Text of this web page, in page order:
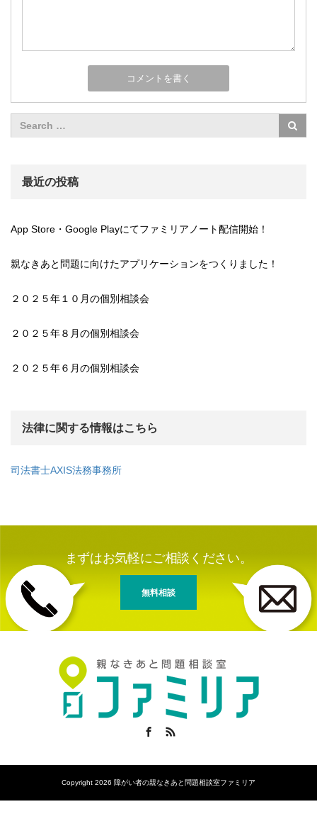
最近の投稿
App Store・Google Playにてファミリアノート配信開始！
親なきあと問題に向けたアプリケーションをつくりました！
２０２５年１０月の個別相談会
２０２５年８月の個別相談会
２０２５年６月の個別相談会
法律に関する情報はこちら
司法書士AXIS法務事務所
まずはお気軽にご相談ください。
無料相談
Facebook
Copyright 2026 障がい者の親なきあと問題相談室ファミリア